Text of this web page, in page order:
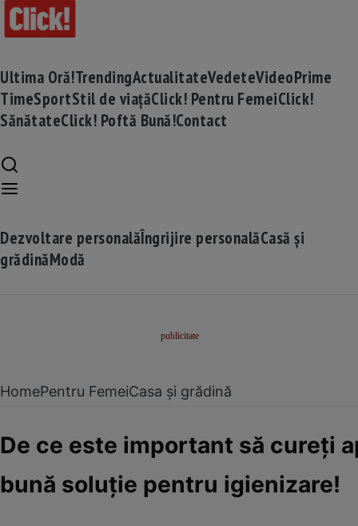
Ultima Oră!TrendingActualitateVedeteVideoPrime
TimeSportStil de viațăClick! Pentru FemeiClick!
SănătateClick! Poftă Bună!Contact
Dezvoltare personalăÎngrijire personalăCasă și
grădinăModă
HomePentru FemeiCasa și grădină
De ce este important să cureți
bună soluție pentru igienizare!